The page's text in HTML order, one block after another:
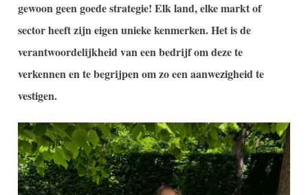
gewoon geen goede strategie! Elk land, elke markt of
sector heeft zijn eigen unieke kenmerken. Het is de
verantwoordelijkheid van een bedrijf om deze te
verkennen en te begrijpen om zo een aanwezigheid te
vestigen.